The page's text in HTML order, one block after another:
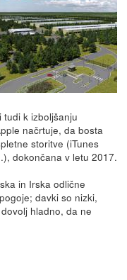
k izboljšanju
načrtuje, da bosta
storitve (iTunes
dokončana v letu 2017.
in Irska odlične
davki so nizki,
hladno, da ne